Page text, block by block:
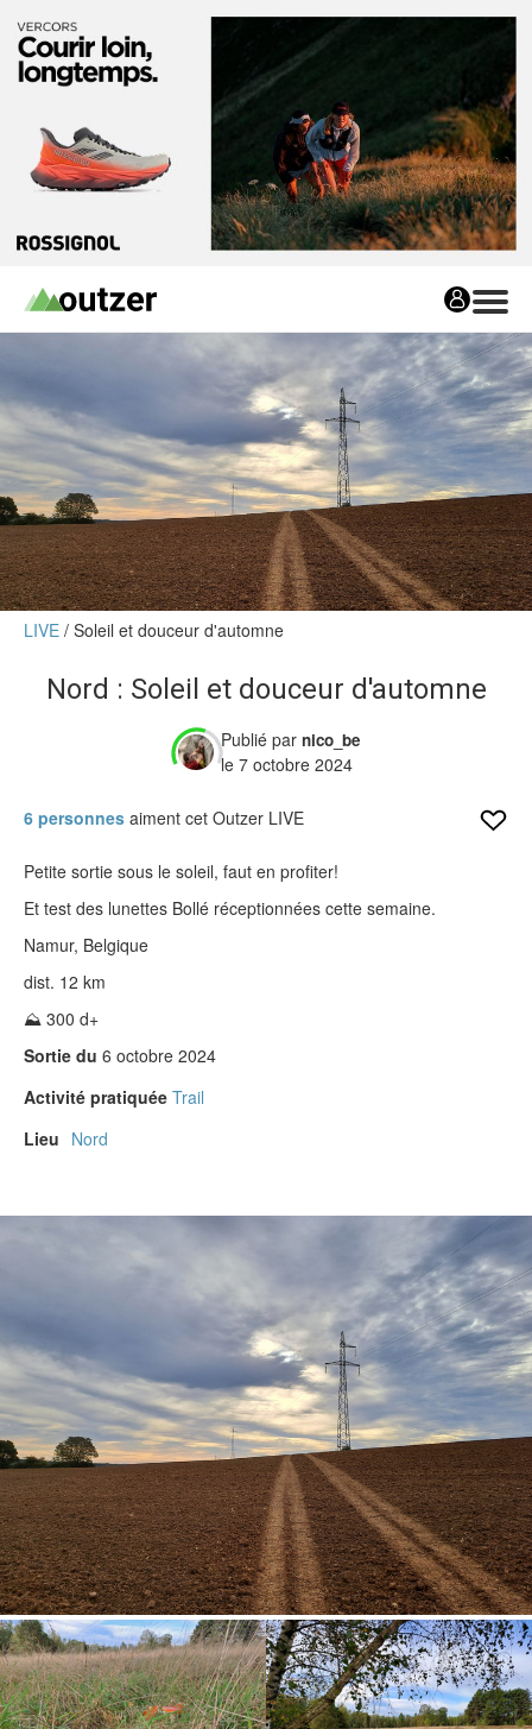
Les avis matos
Tests Privés
Tests Privés
Les Tests Privés
Verdict des testeurs
Actu
LIVE Soleil et douceur d'automne
Nord : Soleil et douceur d'automne
Publié par nico_be
le 7 octobre 2024
6 personnes aiment cet Outzer LIVE
Petite sortie sous le soleil, faut en profiter!
Et test des lunettes Bollé réceptionnées cette semaine.
Namur, Belgique
dist. 12 km
⛰️ 300 d+
Sortie du 6 octobre 2024
Activité pratiquée Trail
Lieu Nord